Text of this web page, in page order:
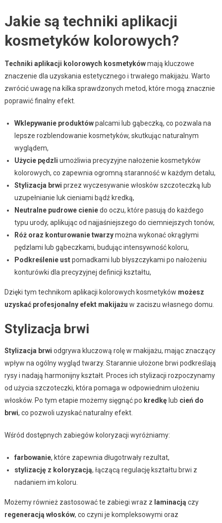
Jakie są techniki aplikacji
kosmetyków kolorowych?
Techniki aplikacji kolorowych kosmetykówmają kluczowe
znaczenie dla uzyskania estetycznego i trwałego makijażu. Warto
zwrócić uwagę na kilka sprawdzonych metod, które mogą znacznie
poprawić finalny efekt.
Wklepywanie produktówpalcami lub gąbeczką, co pozwala na
lepsze rozblendowanie kosmetyków, skutkując naturalnym
wyglądem,
Użycie pędzli umożliwia precyzyjne nałożenie kosmetyków
kolorowych, co zapewnia ogromną staranność w każdym detalu,
Stylizacja brwi przez wyczesywanie włosków szczoteczką lub
uzupełnianie luk cieniami bądź kredką,
Neutralne pudrowe cieniedo oczu, które pasują do każdego
typu urody, aplikując od najjaśniejszego do ciemniejszych tonów,
Róż oraz konturowanie twarzymożna wykonać okrągłymi
pędzlami lub gąbeczkami, budując intensywność koloru,
Podkreślenie ustpomadkami lub błyszczykami po nałożeniu
konturówki dla precyzyjnej definicji kształtu,
Dzięki tym technikom aplikacji kolorowych kosmetyków możesz
uzyskać profesjonalny efekt makijażu w zaciszu własnego domu.
Stylizacja brwi
Stylizacja brwi odgrywa kluczową rolę w makijażu, mając znaczący
wpływ na ogólny wygląd twarzy. Starannie ułożone brwi podkreślają
rysy i nadają harmonijny kształt. Proces ich stylizacji rozpoczynamy
od użycia szczoteczki, która pomaga w odpowiednim ułożeniu
włosków. Po tym etapie możemy sięgnąć po kredkęlub cień do
brwi, co pozwoli uzyskać naturalny efekt.
Wśród dostępnych zabiegów koloryzacji wyróżniamy:
farbowanie, które zapewnia długotrwały rezultat,
stylizację z koloryzacją, łączącą regulację kształtu brwi z
nadaniem im koloru.
Możemy również zastosować te zabiegi wraz z laminacją czy
regeneracją włosków, co czyni je kompleksowymi oraz